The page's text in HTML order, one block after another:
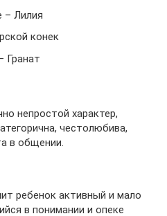
– Лилия
конек
Гранат
непростой характер,
честолюбива,
в общении.
ребенок активный и мало
в понимании и опеке